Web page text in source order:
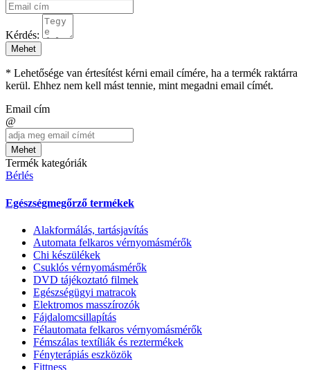
Kérdés:
Mehet
* Lehetősége van értesítést kérni email címére, ha a termék raktárra
kerül. Ehhez nem kell mást tennie, mint megadni email címét.
Email cím
@
Mehet
Termék kategóriák
Bérlés
Egészségmegőrző termékek
Alakformálás, tartásjavítás
Automata felkaros vérnyomásmérők
Chi készülékek
Csuklós vérnyomásmérők
DVD tájékoztató filmek
Egészségügyi matracok
Elektromos masszírozók
Fájdalomcsillapítás
Félautomata felkaros vérnyomásmérők
Fémszálas textíliák és reztermékek
Fényterápiás eszközök
Fittness